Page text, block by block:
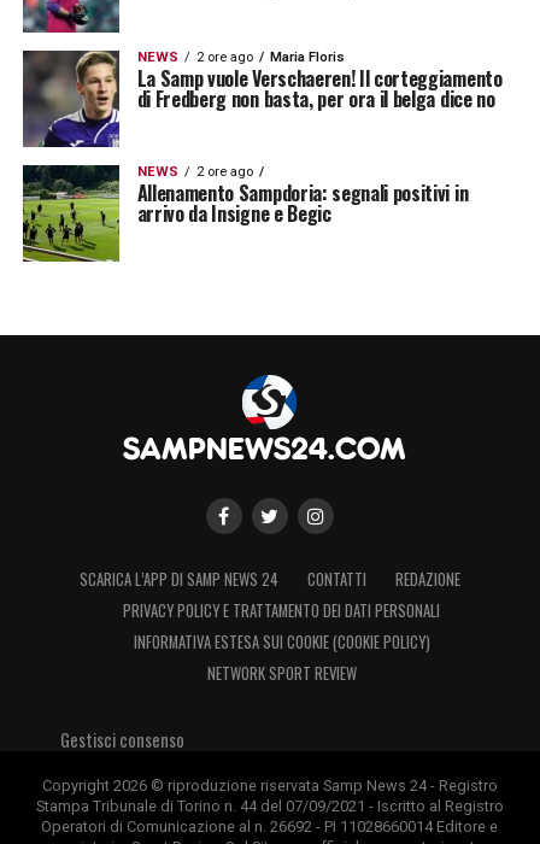
Il settore ospiti della “Dacia Arena”
Il settore ospiti della “Dacia Arena”
NEWS 2 ore ago Maria Floris
La Samp vuole Verschaeren! Il corteggiamento
di Fredberg non basta, per ora il belga dice no
NEWS 2 ore ago
Allenamento Sampdoria: segnali positivi in
arrivo da Insigne e Begic
SCARICA L’APP DI SAMP NEWS 24 CONTATTI
REDAZIONE
PRIVACY POLICY E TRATTAMENTO DEI DATI PERSONALI
INFORMATIVA ESTESA SUI COOKIE (COOKIE POLICY)
NETWORK SPORT REVIEW
Gestisci consenso
Copyright 2026 © riproduzione riservata Samp News 24 - Registro
Stampa Tribunale di Torino n. 44 del 07/09/2021 - Iscritto al Registro
Operatori di Comunicazione al n. 26692 - PI 11028660014 Editore e